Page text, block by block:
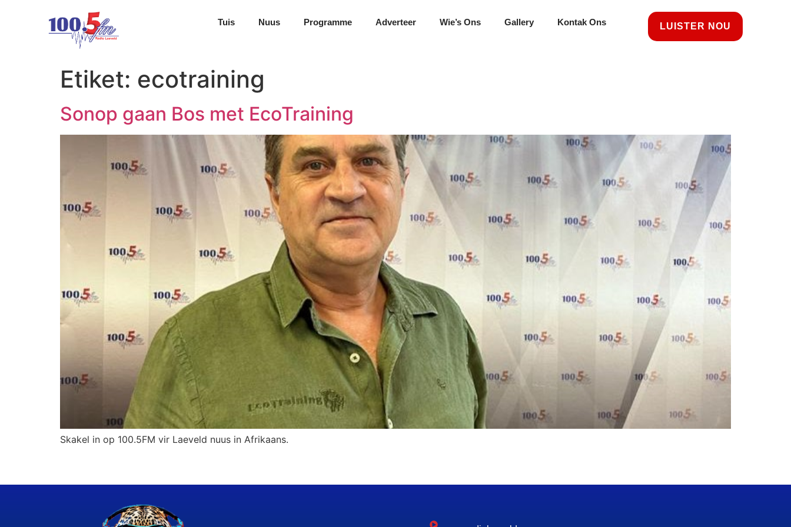
Tuis Nuus Programme Adverteer Wie’s Ons Gallery Kontak Ons LUISTER NOU
Etiket: ecotraining
Sonop gaan Bos met EcoTraining
Skakel in op 100.5FM vir Laeveld nuus in Afrikaans.